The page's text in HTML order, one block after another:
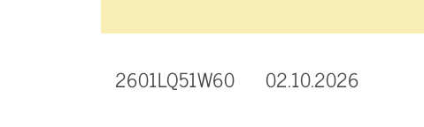
2601LQ51W60 02.10.2026